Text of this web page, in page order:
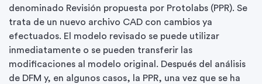
denominado Revisión propuesta por Protolabs (PPR). Se
trata de un nuevo archivo CAD con cambios ya
efectuados. El modelo revisado se puede utilizar
inmediatamente o se pueden transferir las
modificaciones al modelo original. Después del análisis
de DFM y, en algunos casos, la PPR, una vez que se ha